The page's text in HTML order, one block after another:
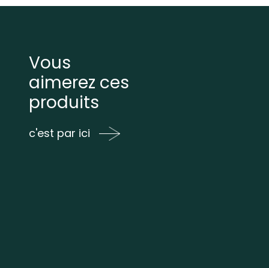
Vous
aimerez ces
produits
c'est par ici